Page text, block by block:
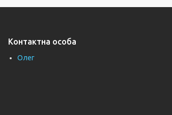
Контактна особа
Олег